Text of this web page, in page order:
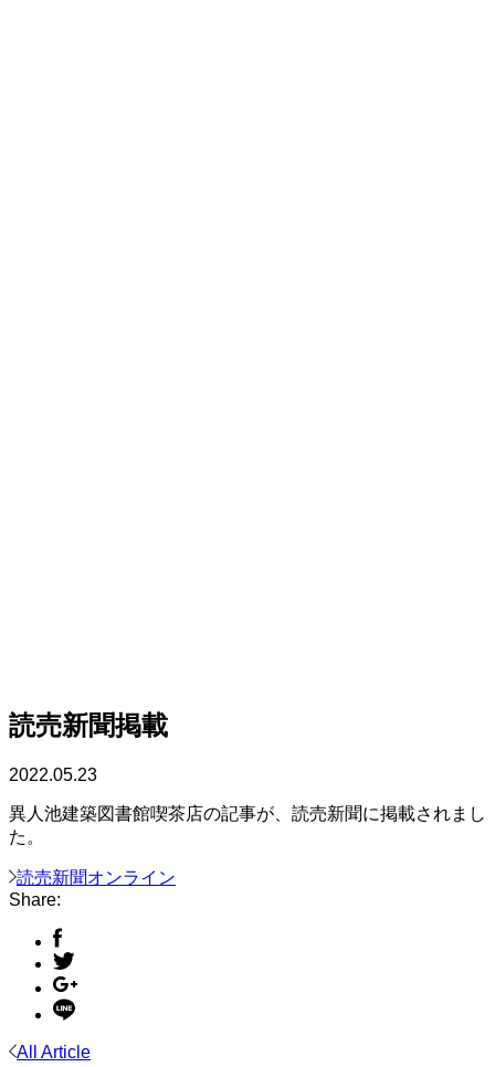
読売新聞掲載
2022.05.23
異人池建築図書館喫茶店の記事が、読売新聞に掲載されまし
た。
読売新聞オンライン
Share:
All Article